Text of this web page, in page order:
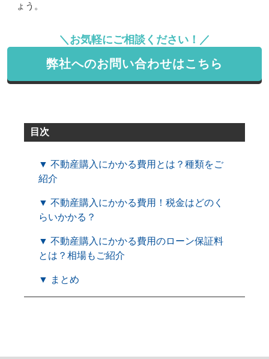
ょう。
＼お気軽にご相談ください！／
弊社へのお問い合わせはこちら
目次
▼ 不動産購入にかかる費用とは？種類をご
紹介
▼ 不動産購入にかかる費用！税金はどのく
らいかかる？
▼ 不動産購入にかかる費用のローン保証料
とは？相場もご紹介
▼ まとめ